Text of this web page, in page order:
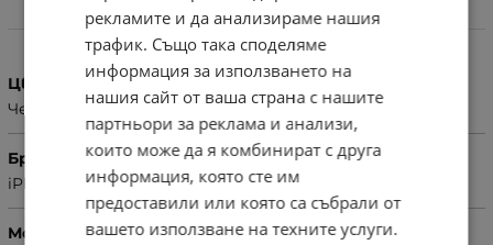
Характеристики
Цвят
Червен
Бранд
iPhone
Модел Телефон
рекламите и да анализираме нашия
трафик. Също така споделяме
информация за използването на
нашия сайт от ваша страна с нашите
партньори за реклама и анализи,
които може да я комбинират с друга
информация, която сте им
предоставили или която са събрали от
вашето използване на техните услуги.